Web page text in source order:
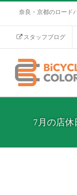
奈良・京都のロード
スタッフブログ
7月の店休